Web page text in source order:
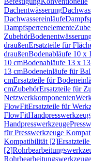
Dachentwässerung
Dachwassereinläufe
Dampfsperrenelemente
Zubehör
draußenErsatzteile für
draußenBodenabläufe 10 x
10 cmBodenabläufe 13 x
13 cmBodeneinläufe für
cmErsatzteile für
cmZubehörErsatzteile für
Netzwerkkomponenten
FlowFitErsatzteile für
FlowFit
Handpresswerkzeuge
für Presswerkzeuge
Kompatibilität [2]
[2]
Rohrbearbeitungswerkzeuge